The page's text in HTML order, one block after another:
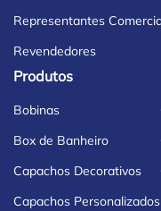
Representantes
Revendedores
Produtos
Bobinas
Box de Banheiro
Capachos Decorativos
Capachos Personalizados